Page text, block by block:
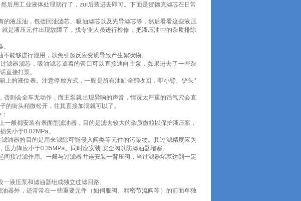
后用工业液体处理就行了，zui后装进去即可。下面是贺德克滤芯在日常
液压油，包括回油滤芯、吸油滤芯以及先导滤芯等，然后看看这些液压
是液压元件出现故障了，找专业人员进行检修，把液压油中的杂质排除
能够进行混用，以免引起反应变质导致产生絮状物。
滤器滤芯，吸油滤芯罩着的管口可以直接通向主泵，如果进去了一些杂
直接打泵。
上的液位表。注意停放方式，一般是所有油缸全部收回，即小臂、铲头*
则会全车无动作，而主泵就出现异响的声音，情况太严重的话气穴会直
的街头稍微松开，往其直接加满就可以了。
一般都安装有表面型滤油器，目的是滤去较大的杂质微粒以保护液压泵，
失小于0.02MPa。
油器的目的是用来滤除可能侵入阀类等元件的污染物。其过滤精度应为
力降应小于0.35MPa。同时应安装 安全阀以防滤油器堵塞。
间接过滤作用。一般与过滤器并连安装一背压阀，当过滤器堵塞达到一定
一液压泵和滤油器组成独立过滤回路。
器外，还常常在一些重要元件（如伺服阀、精密节流阀等）的前面单独